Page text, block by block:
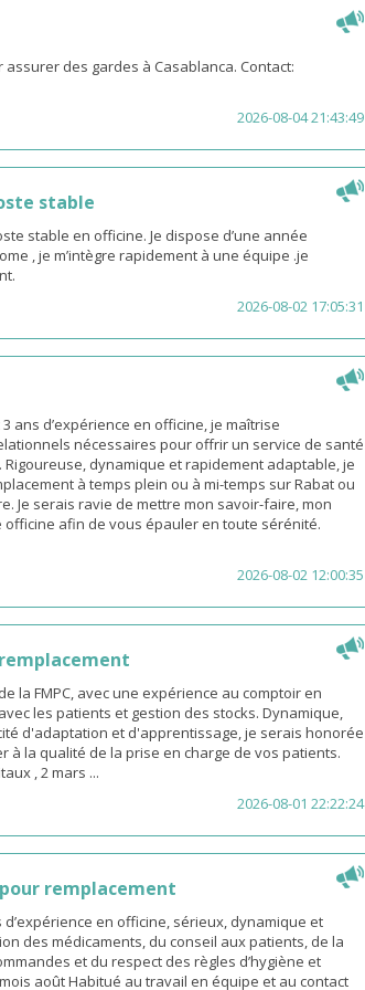
des gardes à Casablanca. Contact:
2026-08-04 21:43:49
stable
stable en officine. Je dispose d’une année
, je m’intègre rapidement à une équipe .je
2026-08-02 17:05:31
ans d’expérience en officine, je maîtrise
nécessaires pour offrir un service de santé
dynamique et rapidement adaptable, je
à temps plein ou à mi-temps sur Rabat ou
Je serais ravie de mettre mon savoir-faire, mon
afin de vous épauler en toute sérénité.
2026-08-02 12:00:35
la FMPC, avec une expérience au comptoir en
les patients et gestion des stocks. Dynamique,
d'adaptation et d'apprentissage, je serais honorée
la qualité de la prise en charge de vos patients.
, 2 mars ...
2026-08-01 22:22:24
remplacement
en officine, sérieux, dynamique et
des médicaments, du conseil aux patients, de la
et du respect des règles d’hygiène et
août Habitué au travail en équipe et au contact